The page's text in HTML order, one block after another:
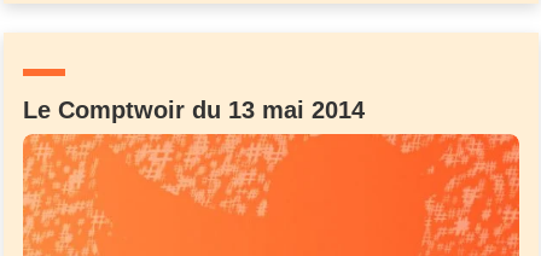
Le Comptwoir du 13 mai 2014